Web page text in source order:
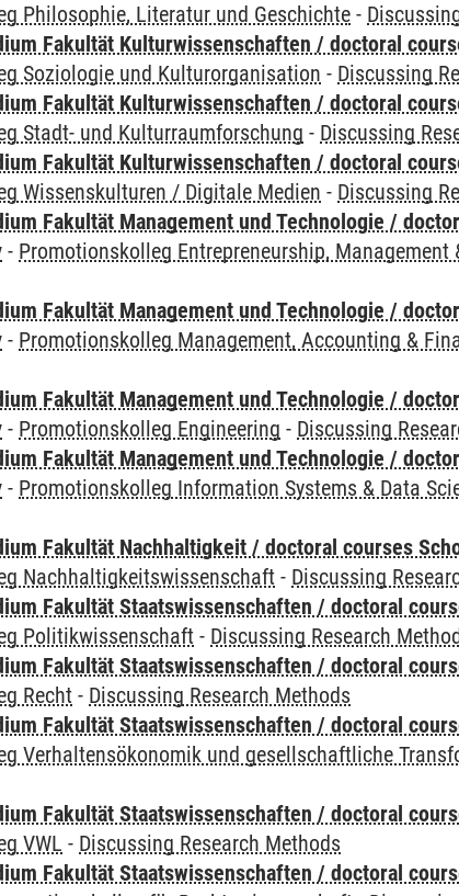
Philosophie, Literatur und Geschichte -
Fakultät Kulturwissenschaften / doctoral
Soziologie und Kulturorganisation - Discussing
Fakultät Kulturwissenschaften / doctoral
Stadt- und Kulturraumforschung - Discussing
Fakultät Kulturwissenschaften / doctoral
Wissenskulturen / Digitale Medien - Discussing
Fakultät Management und Technologie /
- Promotionskolleg Entrepreneurship, Management
Fakultät Management und Technologie /
- Promotionskolleg Management, Accounting &
Fakultät Management und Technologie /
- Promotionskolleg Engineering - Discussing
Fakultät Management und Technologie /
- Promotionskolleg Information Systems & Data
Fakultät Nachhaltigkeit / doctoral courses
Nachhaltigkeitswissenschaft - Discussing
Fakultät Staatswissenschaften / doctoral
Politikwissenschaft - Discussing Research
Fakultät Staatswissenschaften / doctoral
Recht - Discussing Research Methods
Fakultät Staatswissenschaften / doctoral
Verhaltensökonomik und gesellschaftliche
Fakultät Staatswissenschaften / doctoral
VWL - Discussing Research Methods
Fakultät Staatswissenschaften / doctoral